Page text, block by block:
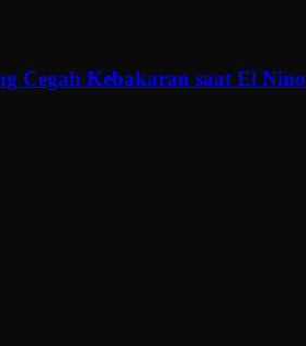
Cegah Kebakaran saat El Nino